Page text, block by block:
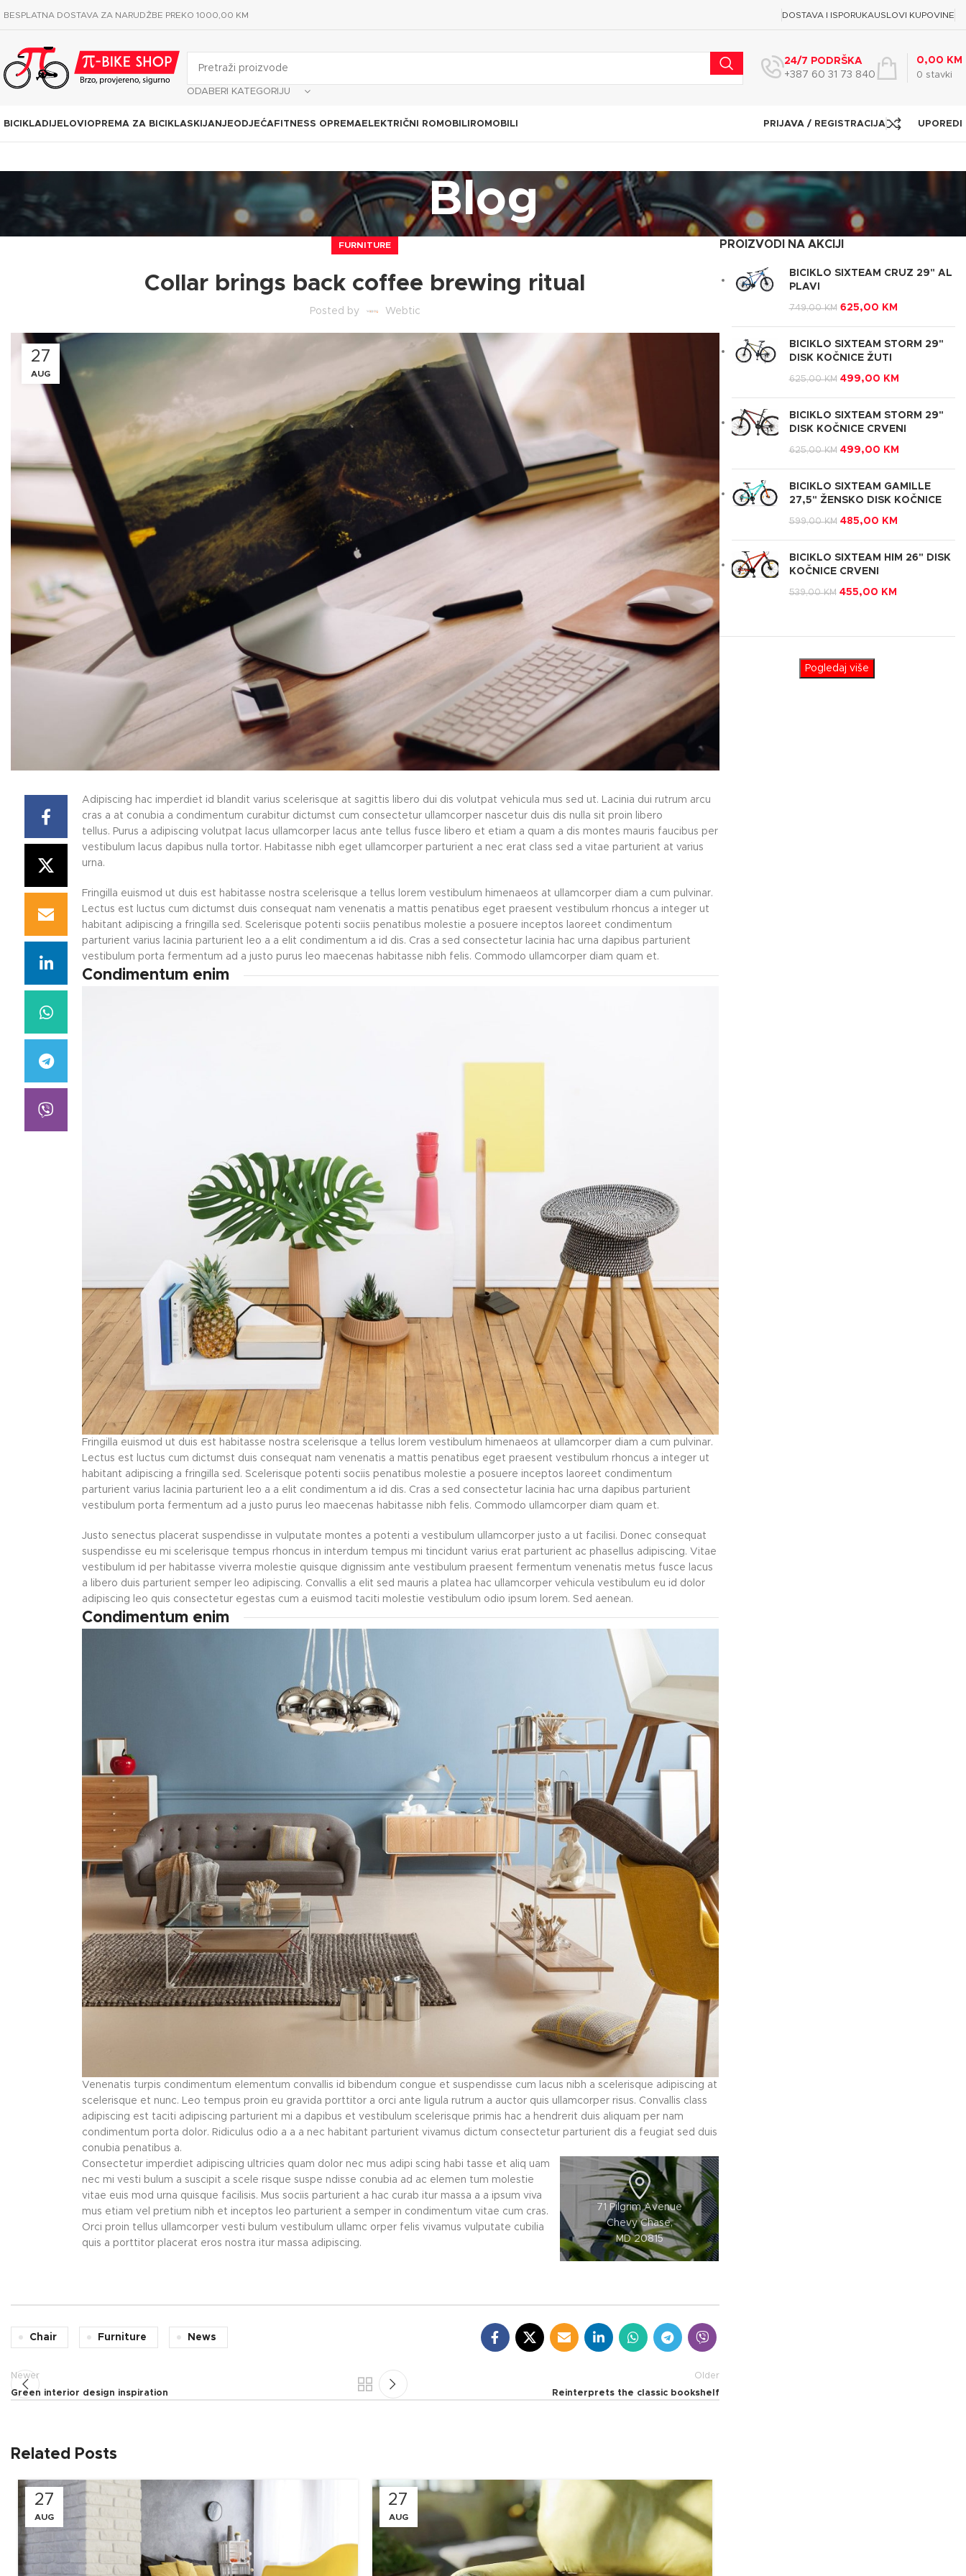
BESPLATNA DOSTAVA ZA NARUDŽBE PREKO 1000,00 KM DOSTAVA I ISPORUKAUSLOVI KUPOVINE
ODABERI KATEGORIJU
24/7 PODRŠKA
+387 60 31 73 840
0 stavki
0,00 KM
BICIKLA DIJELOVI OPREMA ZA BICIKLASKIJANJEODJEĆA FITNESS OPREMA ELEKTRIČNI ROMOBILI ROMOBILI PRIJAVA / REGISTRACIJA UPOREDI
Blog
FURNITURE
Collar brings back coffee brewing ritual
Posted by Webtic
27
AUG
Adipiscing hac imperdiet id blandit varius scelerisque at sagittis libero dui dis volutpat vehicula mus sed ut. Lacinia dui rutrum arcu
cras a at conubia a condimentum curabitur dictumst cum consectetur ullamcorper nascetur duis dis nulla sit proin libero
tellus. Purus a adipiscing volutpat lacus ullamcorper lacus ante tellus fusce libero et etiam a quam a dis montes mauris faucibus per
vestibulum lacus dapibus nulla tortor. Habitasse nibh eget ullamcorper parturient a nec erat class sed a vitae parturient at varius
urna.
Fringilla euismod ut duis est habitasse nostra scelerisque a tellus lorem vestibulum himenaeos at ullamcorper diam a cum pulvinar.
Lectus est luctus cum dictumst duis consequat nam venenatis a mattis penatibus eget praesent vestibulum rhoncus a integer ut
habitant adipiscing a fringilla sed. Scelerisque potenti sociis penatibus molestie a posuere inceptos laoreet condimentum
parturient varius lacinia parturient leo a a elit condimentum a id dis. Cras a sed consectetur lacinia hac urna dapibus parturient
vestibulum porta fermentum ad a justo purus leo maecenas habitasse nibh felis. Commodo ullamcorper diam quam et.
Condimentum enim
Fringilla euismod ut duis est habitasse nostra scelerisque a tellus lorem vestibulum himenaeos at ullamcorper diam a cum pulvinar.
Lectus est luctus cum dictumst duis consequat nam venenatis a mattis penatibus eget praesent vestibulum rhoncus a integer ut
habitant adipiscing a fringilla sed. Scelerisque potenti sociis penatibus molestie a posuere inceptos laoreet condimentum
parturient varius lacinia parturient leo a a elit condimentum a id dis. Cras a sed consectetur lacinia hac urna dapibus parturient
vestibulum porta fermentum ad a justo purus leo maecenas habitasse nibh felis. Commodo ullamcorper diam quam et.
Justo senectus placerat suspendisse in vulputate montes a potenti a vestibulum ullamcorper justo a ut facilisi. Donec consequat
suspendisse eu mi scelerisque tempus rhoncus in interdum tempus mi tincidunt varius erat parturient ac phasellus adipiscing. Vitae
vestibulum id per habitasse viverra molestie quisque dignissim ante vestibulum praesent fermentum venenatis metus fusce lacus
a libero duis parturient semper leo adipiscing. Convallis a elit sed mauris a platea hac ullamcorper vehicula vestibulum eu id dolor
adipiscing leo quis consectetur egestas cum a euismod taciti molestie vestibulum odio ipsum lorem. Sed aenean.
Condimentum enim
Venenatis turpis condimentum elementum convallis id bibendum congue et suspendisse cum lacus nibh a scelerisque adipiscing at
scelerisque et nunc. Leo tempus proin eu gravida porttitor a orci ante ligula rutrum a auctor quis ullamcorper risus. Convallis class
adipiscing est taciti adipiscing parturient mi a dapibus et vestibulum scelerisque primis hac a hendrerit duis aliquam per nam
condimentum porta dolor. Ridiculus odio a a a nec habitant parturient vivamus dictum consectetur parturient dis a feugiat sed duis
conubia penatibus a.
Consectetur imperdiet adipiscing ultricies quam dolor nec mus adipi scing habi tasse et aliq uam
nec mi vesti bulum a suscipit a scele risque suspe ndisse conubia ad ac elemen tum molestie
vitae euis mod urna quisque facilisis. Mus sociis parturient a hac curab itur massa a a ipsum viva
mus etiam vel pretium nibh et inceptos leo parturient a semper in condimentum vitae cum cras.
Orci proin tellus ullamcorper vesti bulum vestibulum ullamc orper felis vivamus vulputate cubilia
quis a porttitor placerat eros nostra itur massa adipiscing.
71 Pilgrim Avenue
Chevy Chase,
MD 20815
Chair Furniture News
Newer
Green interior design inspiration
Older
Reinterprets the classic bookshelf
Related Posts
27
AUG
27
AUG
PROIZVODI NA AKCIJI
BICIKLO SIXTEAM CRUZ 29" AL
PLAVI
749,00KM 625,00 KM
BICIKLO SIXTEAM STORM 29"
DISK KOČNICE ŽUTI
625,00KM 499,00 KM
BICIKLO SIXTEAM STORM 29"
DISK KOČNICE CRVENI
625,00KM 499,00 KM
BICIKLO SIXTEAM GAMILLE
27,5" ŽENSKO DISK KOČNICE
599,00KM 485,00 KM
BICIKLO SIXTEAM HIM 26" DISK
KOČNICE CRVENI
539,00KM 455,00 KM
Pogledaj više